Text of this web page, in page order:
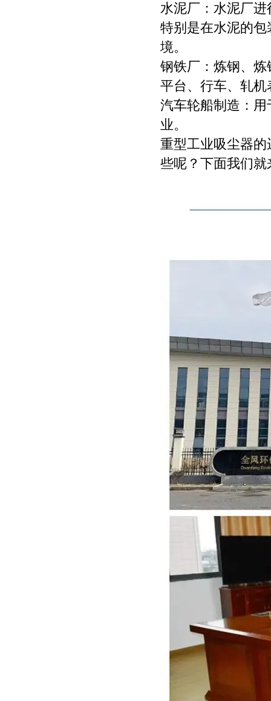
水泥厂：水泥厂
特别是在水泥的
境。
钢铁厂：炼钢、
平台、行车、轧
汽车轮船制造：
业。
重型工业吸尘器
些呢？下面我们